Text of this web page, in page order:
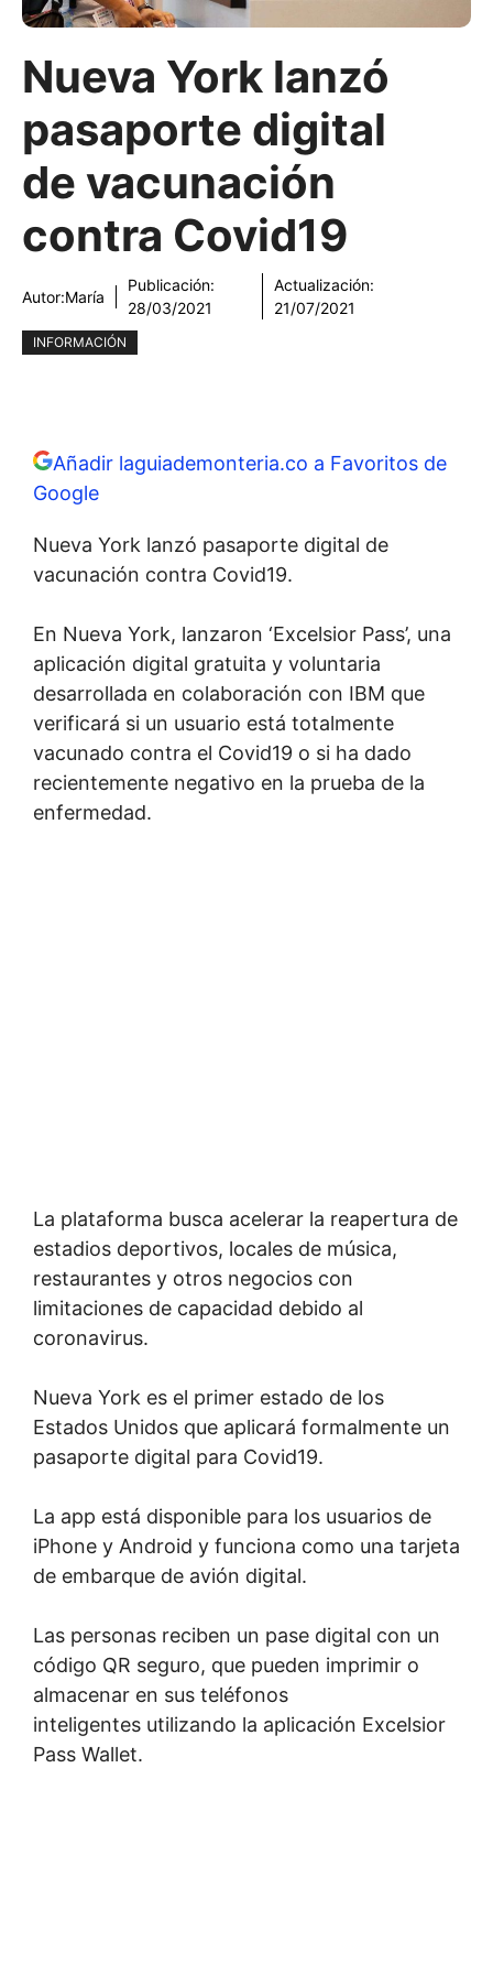
Nueva York lanzó
pasaporte digital
de vacunación
contra Covid19
Autor:María
Publicación:
28/03/2021
Actualización:
21/07/2021
INFORMACIÓN
Añadir laguiademonteria.co a Favoritos de
Google
Nueva York lanzó pasaporte digital de
vacunación contra Covid19.
En Nueva York, lanzaron ‘Excelsior Pass’, una
aplicación digital gratuita y voluntaria
desarrollada en colaboración con IBM que
verificará si un usuario está totalmente
vacunado contra el Covid19 o si ha dado
recientemente negativo en la prueba de la
enfermedad.
La plataforma busca acelerar la reapertura de
estadios deportivos, locales de música,
restaurantes y otros negocios con
limitaciones de capacidad debido al
coronavirus.
Nueva York es el primer estado de los
Estados Unidos que aplicará formalmente un
pasaporte digital para Covid19.
La app está disponible para los usuarios de
iPhone y Android y funciona como una tarjeta
de embarque de avión digital.
Las personas reciben un pase digital con un
código QR seguro, que pueden imprimir o
almacenar en sus teléfonos
inteligentes utilizando la aplicación Excelsior
Pass Wallet.